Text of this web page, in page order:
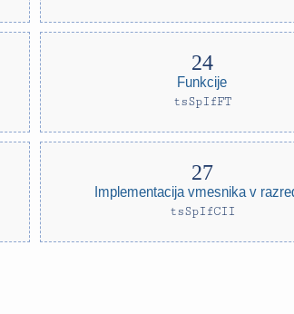
Funkcije
tsSpIfFT
Implementacija vmesnika v
tsSpIfCII